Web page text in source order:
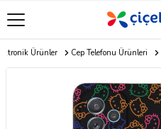
Ürünler Cep Telefonu Ürünleri